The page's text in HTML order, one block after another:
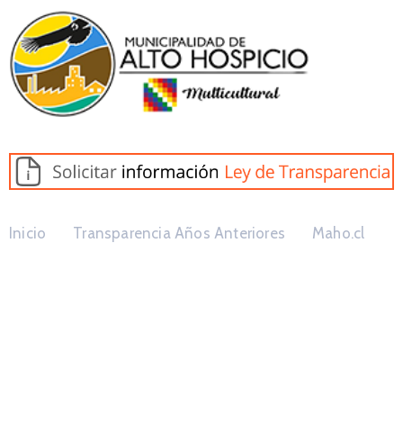
Inicio Transparencia Años Anteriores Maho.cl